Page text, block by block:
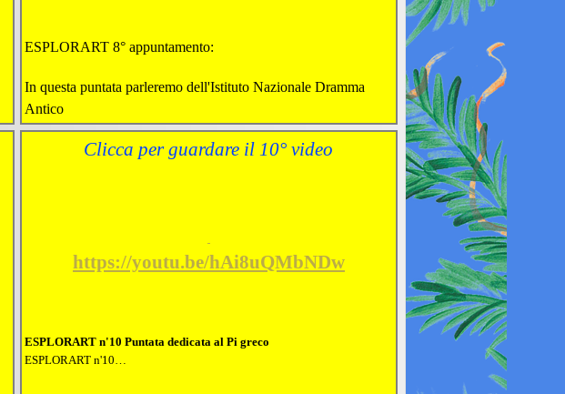
ESPLORART 8° appuntamento:
In questa puntata parleremo dell'Istituto Nazionale Dramma
Antico
Clicca per guardare il 10° video
https://youtu.be/hAi8uQMbNDw
ESPLORART n'10 Puntata dedicata al Pi greco
ESPLORART n'10…